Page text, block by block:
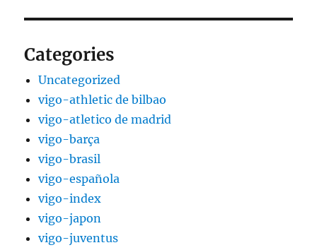
Categories
Uncategorized
vigo-athletic de bilbao
vigo-atletico de madrid
vigo-barça
vigo-brasil
vigo-española
vigo-index
vigo-japon
vigo-juventus